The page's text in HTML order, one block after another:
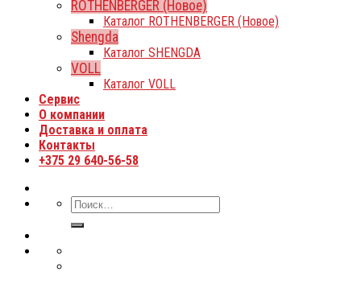
ROTHENBERGER (Новое)
Каталог ROTHENBERGER (Новое)
Shengda
Каталог SHENGDA
VOLL
Каталог VOLL
Сервис
О компании
Доставка и оплата
Контакты
+375 29 640-56-58